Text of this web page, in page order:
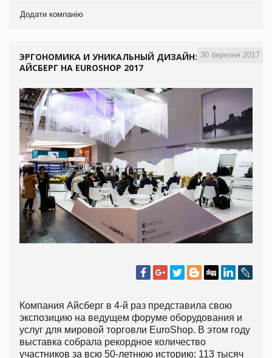
Додати компанію
30 березня 2017
ЭРГОНОМИКА И УНИКАЛЬНЫЙ ДИЗАЙН:
АЙСБЕРГ НА EUROSHOP 2017
Компания Айсберг в 4-й раз представила свою
экспозицию на ведущем форуме оборудования и
услуг для мировой торговли EuroShop. В этом году
выставка собрала рекордное количество
участников за всю 50-летнюю историю: 113 тысяч